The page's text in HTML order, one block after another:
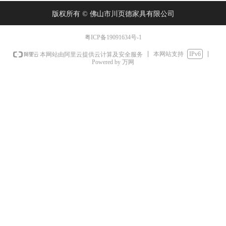
版权所有 © 佛山市川页德家具有限公司
粤ICP备19091634号-1
本网站由阿里云提供云计算及安全服务 本网站支持
IPv6
Powered by 万网